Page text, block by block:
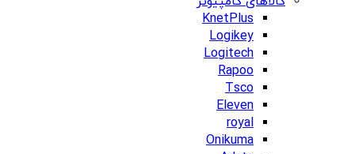
KnetPlus
Logikey
Logitech
Rapoo
Tsco
Eleven
royal
Onikuma